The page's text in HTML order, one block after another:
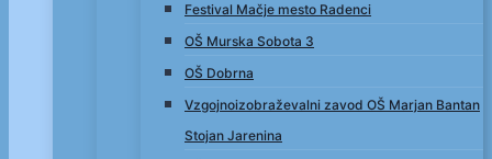
Festival Mačje mesto Radenci
OŠ Murska Sobota 3
OŠ Dobrna
Vzgojnoizobraževalni zavod OŠ Marjan Bantan
Stojan Jarenina